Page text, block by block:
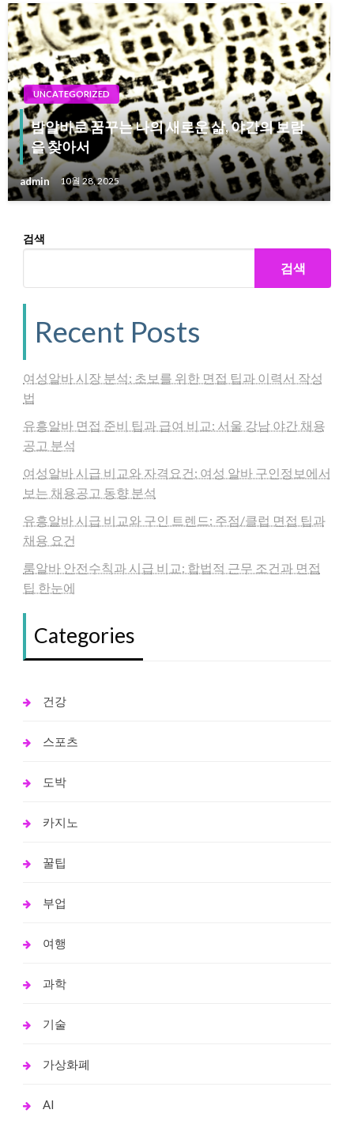
UNCATEGORIZED
밤알바로 꿈꾸는 나의 새로운 삶, 야간의 보람
을 찾아서
admin 10월 28, 2025
검색
검색
Recent Posts
여성알바 시장 분석: 초보를 위한 면접 팁과 이력서 작성
법
유흥알바 면접 준비 팁과 급여 비교: 서울 강남 야간 채용
공고 분석
여성알바 시급 비교와 자격요건: 여성 알바 구인정보에서
보는 채용공고 동향 분석
유흥알바 시급 비교와 구인 트렌드: 주점/클럽 면접 팁과
채용 요건
룸알바 안전수칙과 시급 비교: 합법적 근무 조건과 면접
팁 한눈에
Categories
건강
스포츠
도박
카지노
꿀팁
부업
여행
과학
기술
가상화폐
AI